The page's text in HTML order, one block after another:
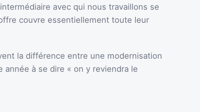
avec qui nous travaillons se
couvre essentiellement toute leur
la différence entre une modernisation
année à se dire « on y reviendra le